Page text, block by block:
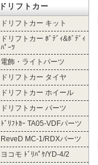
ドリフトカー
ドリフトカー キット
ドリフトカー ﾎﾞﾃﾞｨ&ﾎﾞﾃﾞｨ
ﾊﾟｰﾂ
電飾・ライトパーツ
ドリフトカー タイヤ
ドリフトカー ホイール
ドリフトカー パーツ
ﾄﾞﾘﾌﾄｶｰ TA05-VDFパーツ
ReveD MC-1/RDXパーツ
ヨコモ ﾄﾞﾘﾊﾟｹ/YD-4/2